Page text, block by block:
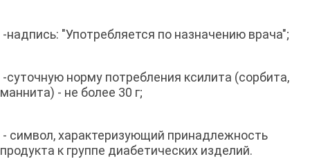
-надпись: "Употребляется по назначению врача";
-суточную норму потребления ксилита (сорбита,
маннита) - не более 30 г;
- символ, характеризующий принадлежность
продукта к группе диабетических изделий.